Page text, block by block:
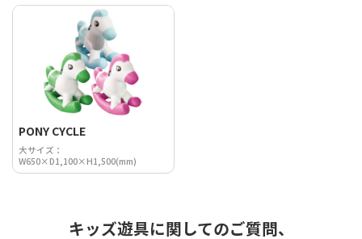
PONY CYCLE
大サイズ：
W650×D1,100×H1,500(mm)
キッズ遊具に関してのご質問、